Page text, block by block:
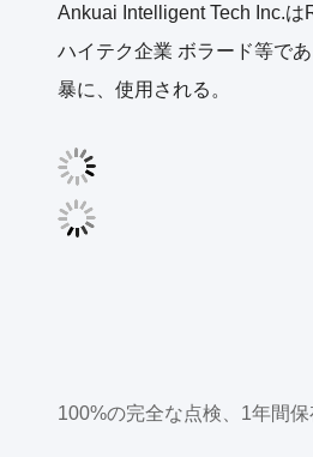
Ankuai Intelligent Tech Inc.
ハイテク企業 ボラード等で
暴に、使用される。
100%の完全な点検、1年間保